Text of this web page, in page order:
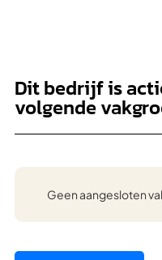
Dit bedrijf is
volgende
Geen aangesloten